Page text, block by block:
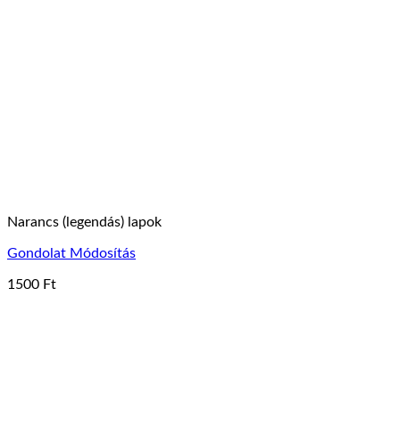
Narancs (legendás) lapok
Gondolat Módosítás
1500 Ft